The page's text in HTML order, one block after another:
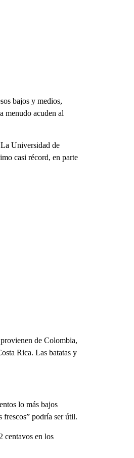
bajos y medios,
menudo acuden al
Universidad de
casi récord, en parte
de Colombia,
Rica. Las batatas y
lo más bajos
podría ser útil.
centavos en los